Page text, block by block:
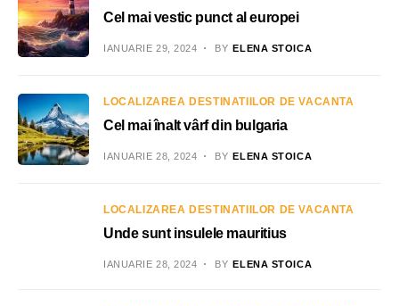
Cel mai vestic punct al europei
IANUARIE 29, 2024 BY ELENA STOICA
LOCALIZAREA DESTINATIILOR DE VACANTA
Cel mai înalt vârf din bulgaria
IANUARIE 28, 2024 BY ELENA STOICA
LOCALIZAREA DESTINATIILOR DE VACANTA
Unde sunt insulele mauritius
IANUARIE 28, 2024 BY ELENA STOICA